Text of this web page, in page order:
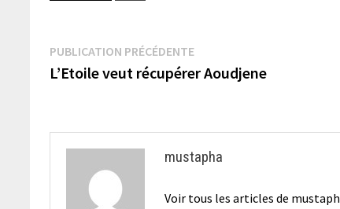
Navigation
de
PUBLICATION PRÉCÉDENTEPublication
précédente :
L’Etoile veut récupérer Aoudjene
mustapha
Voir tous les articles de